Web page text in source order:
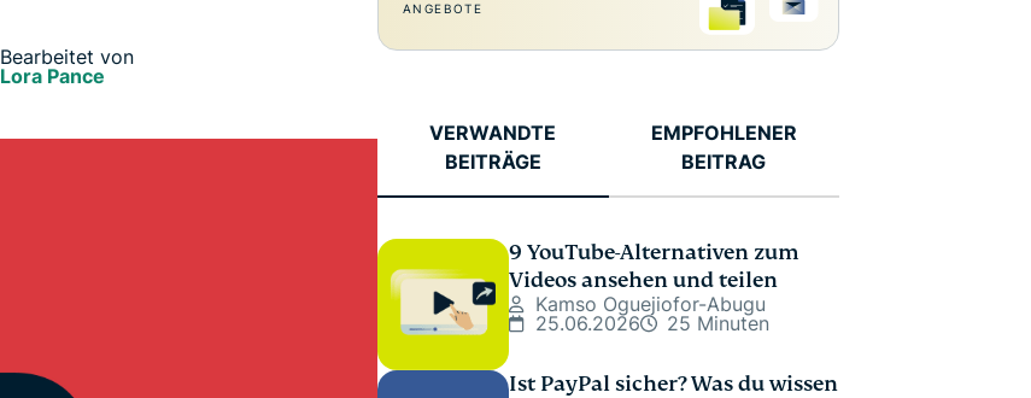
Defender
Bearbeitet von
Lora Pance
ANGEBOTE
VERWANDTE
BEITRÄGE
EMPFOHLENER
BEITRAG
9 YouTube-Alternativen zum
Videos ansehen und teilen
Kamso Oguejiofor-Abugu
25.06.2026
25 Minuten
Ist PayPal sicher? Was du wissen